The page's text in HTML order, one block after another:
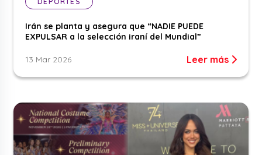
Irán se planta y asegura que “NADIE PUEDE
EXPULSAR a la selección iraní del Mundial”
13 Mar 2026 Leer más